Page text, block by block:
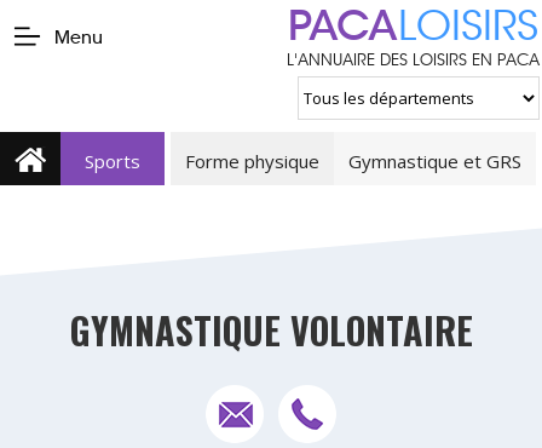
Menu PACALOISIRS
L'ANNUAIRE DES LOISIRS EN PACA
Sports Forme physique Gymnastique et GRS
GYMNASTIQUE VOLONTAIRE